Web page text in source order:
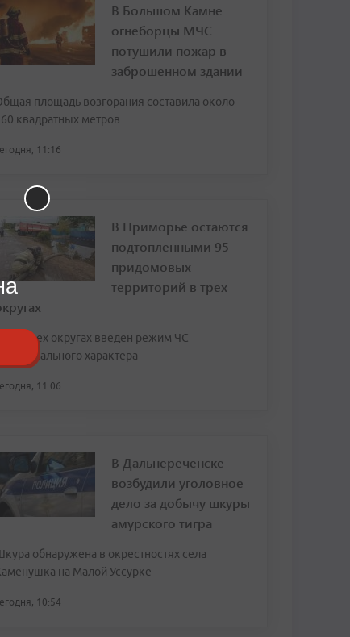
В Большом Камне
огнеборцы МЧС
потушили пожар в
заброшенном здании
площадь возгорания составила около
квадратных метров
11:16
В Приморье остаются
подтопленными 95
придомовых
территорий в трех
В четырех округах введен режим ЧС
муниципального характера
11:06
В Дальнереченске
возбудили уголовное
дело за добычу шкуры
амурского тигра
обнаружена в окрестностях села
на Малой Уссурке
10:54